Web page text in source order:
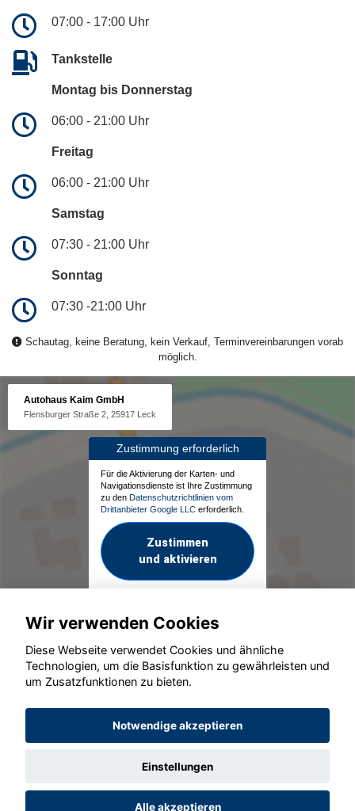
07:00 - 17:00 Uhr
Tankstelle
Montag bis Donnerstag
06:00 - 21:00 Uhr
Freitag
06:00 - 21:00 Uhr
Samstag
07:30 - 21:00 Uhr
Sonntag
07:30 -21:00 Uhr
Schautag, keine Beratung, kein Verkauf, Terminvereinbarungen vorab
möglich.
Autohaus Kaim GmbH
Flensburger Straße 2, 25917 Leck
Zustimmung erforderlich
Für die Aktivierung der Karten- und
Navigationsdienste ist Ihre Zustimmung
zu den Datenschutzrichtlinien vom
Drittanbieter Google LLC erforderlich.
Zustimmen
und aktivieren
© konjunkturmotor.de GmbH 2020 - 2026
Wir verwenden Cookies
Diese Webseite verwendet Cookies und ähnliche
Technologien, um die Basisfunktion zu gewährleisten und
um Zusatzfunktionen zu bieten.
Notwendige akzeptieren
Einstellungen
Alle akzeptieren